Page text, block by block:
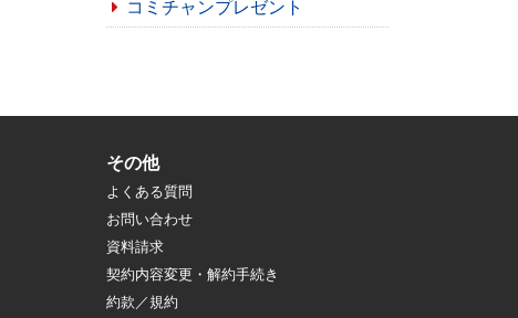
コミチャンプレゼント
その他
よくある質問
お問い合わせ
資料請求
契約内容変更・解約手続き
約款／規約